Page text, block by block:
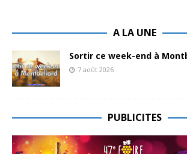
A LA UNE
Sortir ce week-end à
7 août 2026
PUBLICITES